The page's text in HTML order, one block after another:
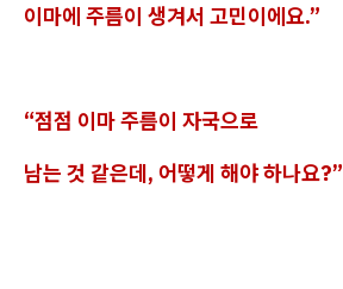
이마에 주름이 생겨서 고민이에요.”
“점점 이마 주름이 자국으로
남는 것 같은데, 어떻게 해야 하나요?”